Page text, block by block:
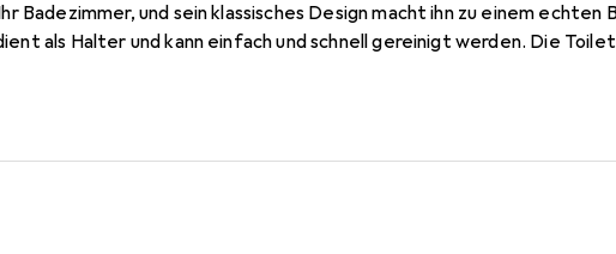
Badezimmer, und sein klassisches Design macht ihn zu einem echten
als Halter und kann einfach und schnell gereinigt werden. Die